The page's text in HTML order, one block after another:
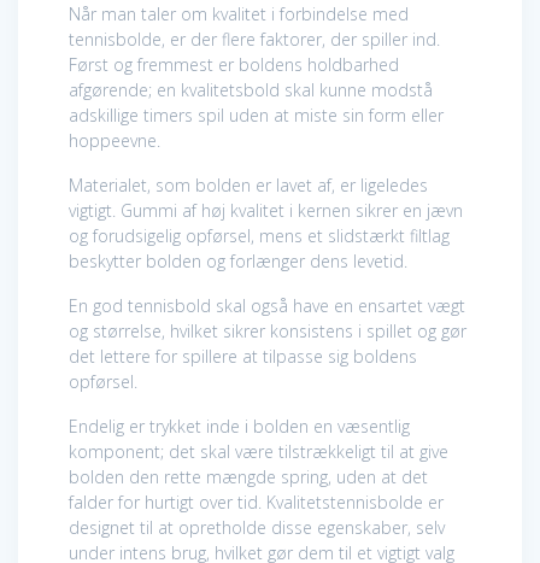
Når man taler om kvalitet i forbindelse med
tennisbolde, er der flere faktorer, der spiller ind.
Først og fremmest er boldens holdbarhed
afgørende; en kvalitetsbold skal kunne modstå
adskillige timers spil uden at miste sin form eller
hoppeevne.
Materialet, som bolden er lavet af, er ligeledes
vigtigt. Gummi af høj kvalitet i kernen sikrer en jævn
og forudsigelig opførsel, mens et slidstærkt filtlag
beskytter bolden og forlænger dens levetid.
En god tennisbold skal også have en ensartet vægt
og størrelse, hvilket sikrer konsistens i spillet og gør
det lettere for spillere at tilpasse sig boldens
opførsel.
Endelig er trykket inde i bolden en væsentlig
komponent; det skal være tilstrækkeligt til at give
bolden den rette mængde spring, uden at det
falder for hurtigt over tid. Kvalitetstennisbolde er
designet til at opretholde disse egenskaber, selv
under intens brug, hvilket gør dem til et vigtigt valg